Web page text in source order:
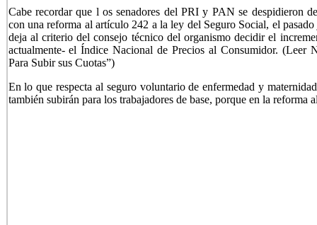
Cabe recordar que l os senadores del PRI y PAN se despidieron
con una reforma al artículo 242 a la ley del Seguro Social, el
deja al criterio del consejo técnico del organismo decidir el
actualmente- el Índice Nacional de Precios al Consumidor. (Leer
Para Subir sus Cuotas”)
En lo que respecta al seguro voluntario de enfermedad y
también subirán para los trabajadores de base, porque en la reforma